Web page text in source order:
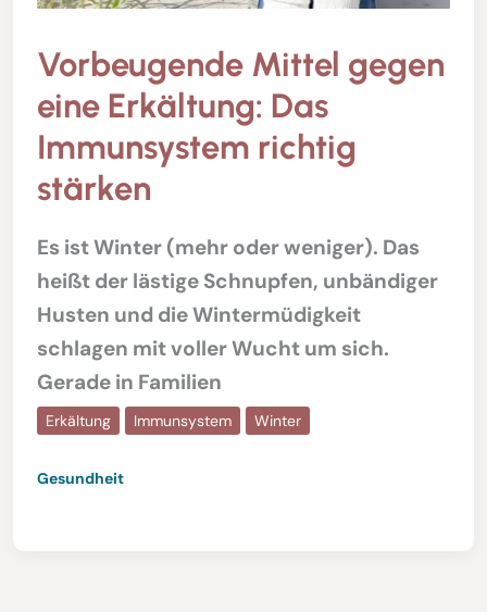
Vorbeugende Mittel gegen
eine Erkältung: Das
Immunsystem richtig
stärken
Es ist Winter (mehr oder weniger). Das
heißt der lästige Schnupfen, unbändiger
Husten und die Wintermüdigkeit
schlagen mit voller Wucht um sich.
Gerade in Familien
Erkältung Immunsystem Winter
Gesundheit